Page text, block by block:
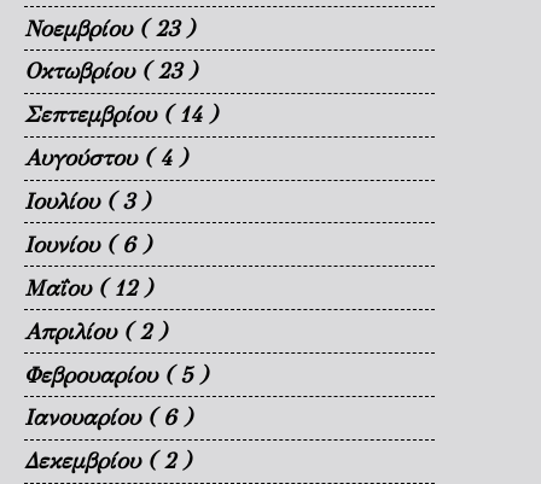
Νοεμβρίου ( 23 )
Οκτωβρίου ( 23 )
Σεπτεμβρίου ( 14 )
Αυγούστου ( 4 )
Ιουλίου ( 3 )
Ιουνίου ( 6 )
Μαΐου ( 12 )
Απριλίου ( 2 )
Φεβρουαρίου ( 5 )
Ιανουαρίου ( 6 )
Δεκεμβρίου ( 2 )